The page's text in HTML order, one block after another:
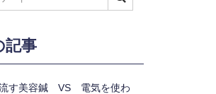
記事
す美容鍼 VS 電気を使わ